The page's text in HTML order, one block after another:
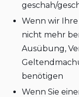
geschah/
Wenn wir
nicht mehr
Ausübung,
benötigen
Wenn Sie